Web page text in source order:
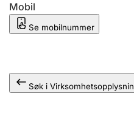
Mobil
Se mobilnummer
Søk i